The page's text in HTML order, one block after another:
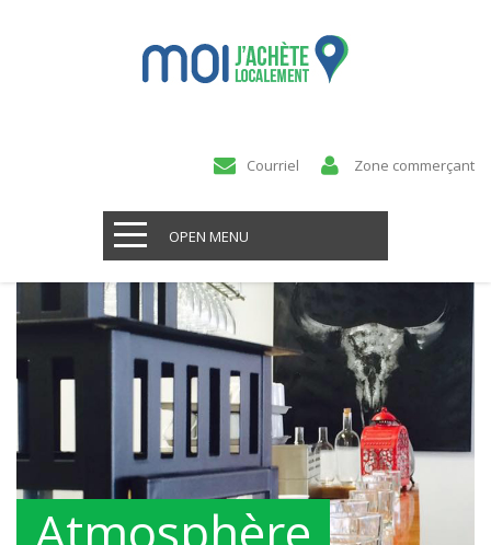
Courriel Zone commerçant
OPEN MENU
Atmosphère